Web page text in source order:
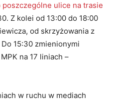
poszczególne ulice na trasie
Z kolei od 13:00 do 18:00
od skrzyżowania z
15:30 zmienionymi
na 17 liniach –
w ruchu w mediach